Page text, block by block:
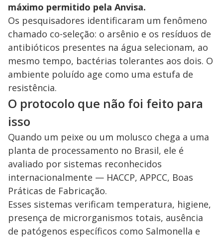
máximo permitido pela Anvisa.
Os pesquisadores identificaram um fenômeno
chamado co-seleção: o arsênio e os resíduos de
antibióticos presentes na água selecionam, ao
mesmo tempo, bactérias tolerantes aos dois. O
ambiente poluído age como uma estufa de
resistência.
O protocolo que não foi feito para
isso
Quando um peixe ou um molusco chega a uma
planta de processamento no Brasil, ele é
avaliado por sistemas reconhecidos
internacionalmente — HACCP, APPCC, Boas
Práticas de Fabricação.
Esses sistemas verificam temperatura, higiene,
presença de microrganismos totais, ausência
de patógenos específicos como Salmonella e